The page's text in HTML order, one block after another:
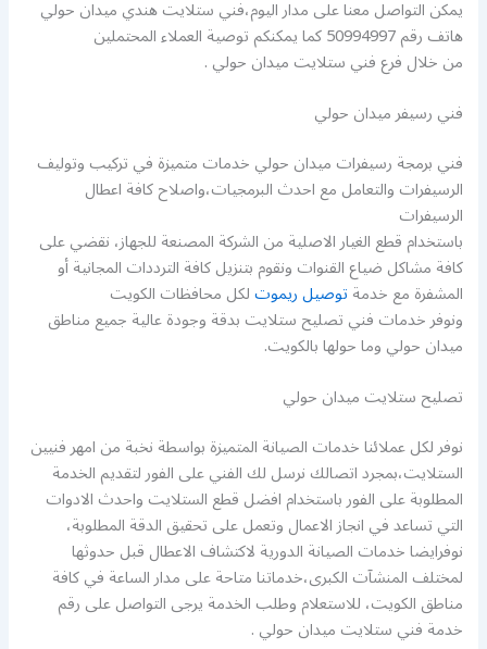
يمكن التواصل معنا على مدار اليوم،فني ستلايت هندي ميدان حولي
هاتف رقم 50994997 كما يمكنكم توصية العملاء المحتملين
من خلال فرع فني ستلايت ميدان حولي .
فني رسيفر ميدان حولي
فني برمجة رسيفرات ميدان حولي خدمات متميزة في تركيب وتوليف
الرسيفرات والتعامل مع احدث البرمجيات،واصلاح كافة اعطال
الرسيفرات
باستخدام قطع الغيار الاصلية من الشركة المصنعة للجهاز، نقضي على
كافة مشاكل ضياع القنوات ونقوم بتنزيل كافة الترددات المجانية أو
المشفرة مع خدمةتوصيل ريموتلكل محافظات الكويت
ونوفر خدمات فني تصليح ستلايت بدقة وجودة عالية جميع مناطق
ميدان حولي وما حولها بالكويت.
تصليح ستلايت ميدان حولي
نوفر لكل عملائنا خدمات الصيانة المتميزة بواسطة نخبة من امهر فنيين
الستلايت،بمجرد اتصالك نرسل لك الفني على الفور لتقديم الخدمة
المطلوبة على الفور باستخدام افضل قطع الستلايت واحدث الادوات
التي تساعد في انجاز الاعمال وتعمل على تحقيق الدقة المطلوبة،
نوفرايضا خدمات الصيانة الدورية لاكتشاف الاعطال قبل حدوثها
لمختلف المنشآت الكبرى،خدماتنا متاحة على مدار الساعة في كافة
مناطق الكويت، للاستعلام وطلب الخدمة يرجى التواصل على رقم
خدمة فني ستلايت ميدان حولي .